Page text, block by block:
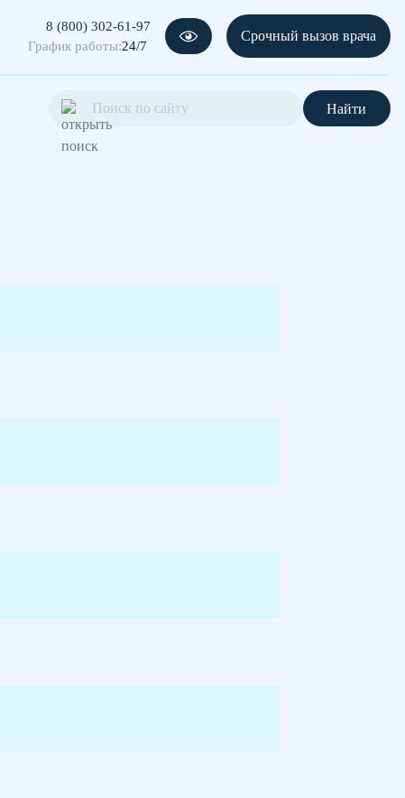
8 (800) 302-61-97
График работы:24/7
Срочный вызов врача
Найти